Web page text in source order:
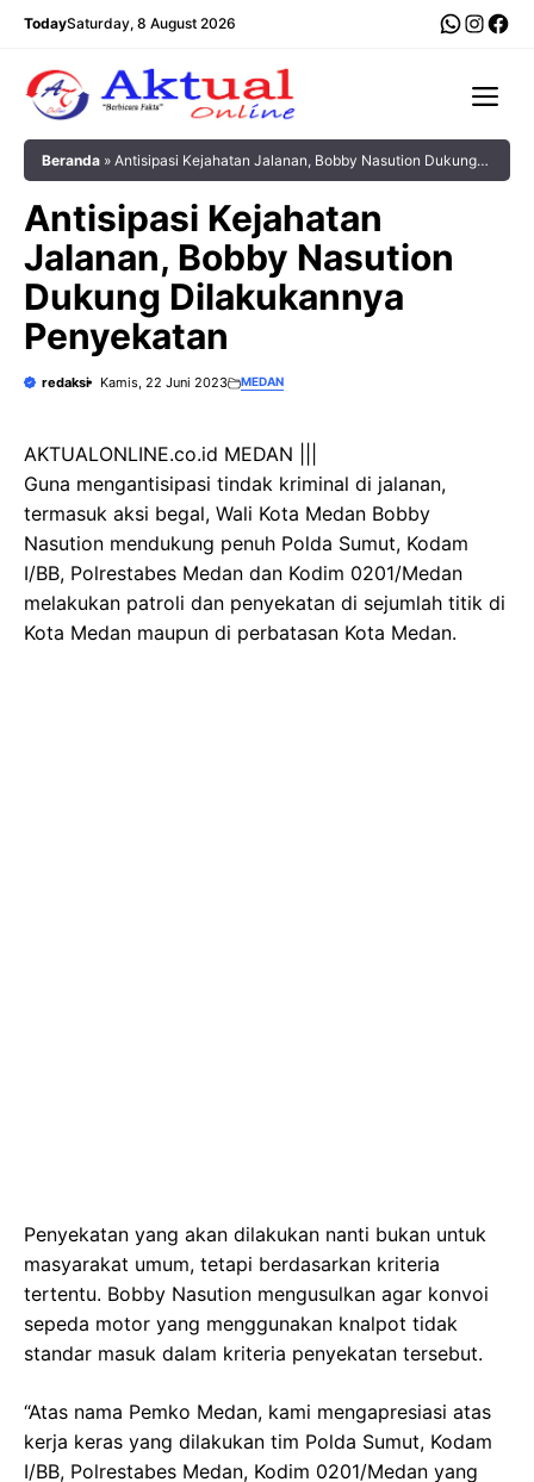
Langsung
TodaySaturday, 8 August 2026
Beranda » Antisipasi Kejahatan Jalanan, Bobby Nasution Dukung
Antisipasi Kejahatan
Jalanan, Bobby Nasution
Dukung Dilakukannya
Penyekatan
redaksi Kamis, 22 Juni 2023 MEDAN
AKTUALONLINE.co.id MEDAN |||
Guna mengantisipasi tindak kriminal di jalanan,
termasuk aksi begal, Wali Kota Medan Bobby
Nasution mendukung penuh Polda Sumut, Kodam
I/BB, Polrestabes Medan dan Kodim 0201/Medan
melakukan patroli dan penyekatan di sejumlah titik di
Kota Medan maupun di perbatasan Kota Medan.
Penyekatan yang akan dilakukan nanti bukan untuk
masyarakat umum, tetapi berdasarkan kriteria
tertentu. Bobby Nasution mengusulkan agar konvoi
sepeda motor yang menggunakan knalpot tidak
standar masuk dalam kriteria penyekatan tersebut.
“Atas nama Pemko Medan, kami mengapresiasi atas
kerja keras yang dilakukan tim Polda Sumut, Kodam
I/BB, Polrestabes Medan, Kodim 0201/Medan yang